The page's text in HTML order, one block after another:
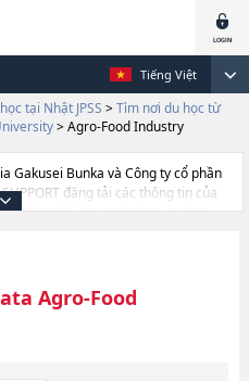
Tiếng Việt
tại Nhật JPSS > Tìm nơi du học từ
> Agro-Food Industry
Gakusei Bunka và Công ty cổ phần
đăng tải các thông tin của
trường đại học ngắn hạn, trường
như là về các Ngành Agro-Food
thông tin liên quan đến thi tuyển
tuyển, cở sở trang thiết bị, hướng
Agro-Food